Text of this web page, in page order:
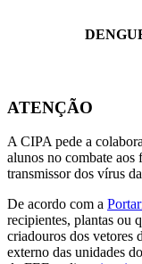
ATENÇÃO
A CIPA pede a
alunos no combate
transmissor dos vírus
De acordo com a
recipientes, plantas ou
criadouros dos vetores
externo das unidades